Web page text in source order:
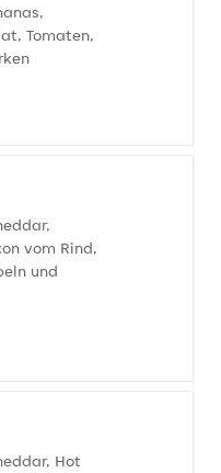
Tomaten,
vom Rind,
und
Hot